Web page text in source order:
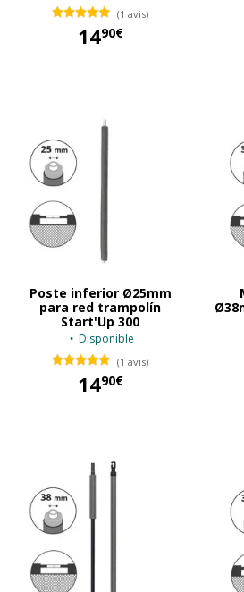
(1 avis)
1490€
Poste inferior Ø25mm
para red trampolín
Start'Up 300
Disponible
(1 avis)
1490€